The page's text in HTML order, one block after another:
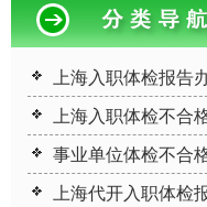
上海入职体检报告
上海入职体检不合
事业单位体检不合
上海代开入职体检